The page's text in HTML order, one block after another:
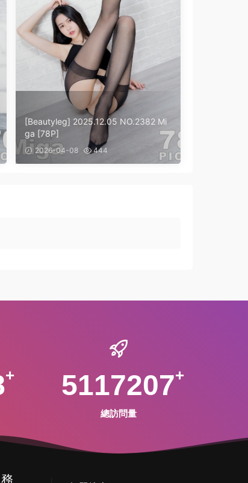
[Beautyleg] 2025.12.05 NO.2382 Mi
ga [78P]
2026-04-08 444
5117207
總訪問量